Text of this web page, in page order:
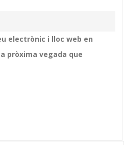
electrònic i lloc web en
pròxima vegada que